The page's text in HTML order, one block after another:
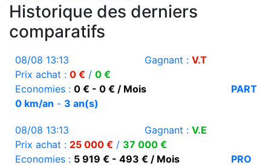
Historique des derniers
comparatifs
08/08 13:13 Gagnant : V.T
Prix achat : 0 € / 0 €
Economies : 0 € - 0 € / Mois
PART
0 km/an - 3 an(s)
08/08 13:13 Gagnant : V.E
Prix achat : 25 000 € / 37 000 €
Economies : 5 919 € - 493 € / Mois
PRO